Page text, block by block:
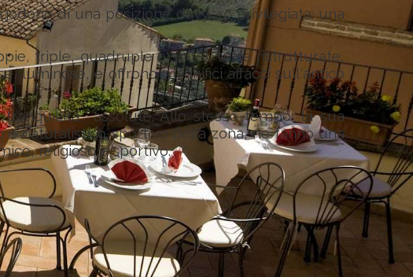
di una posizione davvero privilegiata: una
triple, quadruple e suite), tutte ristrutturate,
luminose, e offrono magnifici affacci sull'antico
assolute. Allo stesso tempo, la sua
naturalistico-sportivo della zona, ne fanno una
religioso e sportivo.